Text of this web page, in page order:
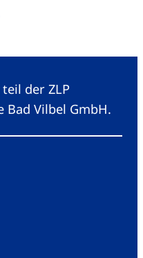
der ZLP
Bad Vilbel GmbH.